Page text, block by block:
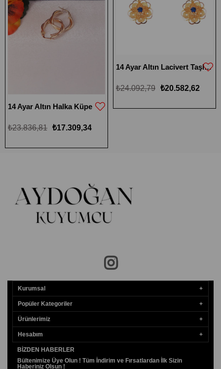
14 Ayar Altın Halka Küpe
₺17.309,34
₺23.836,81
14 Ayar Altın Lacivert Taşlı Küçük Boy Gül Küpe
₺20.582,62
₺24.092,79
Kurumsal
Popüler Kategoriler
Ürünlerimiz
Hesabım
BIZDEN HABERLER
Bültenimize Üye Olun ! Tüm İndirim ve Fırsatlardan İlk Sizin
Haberiniz Olsun !